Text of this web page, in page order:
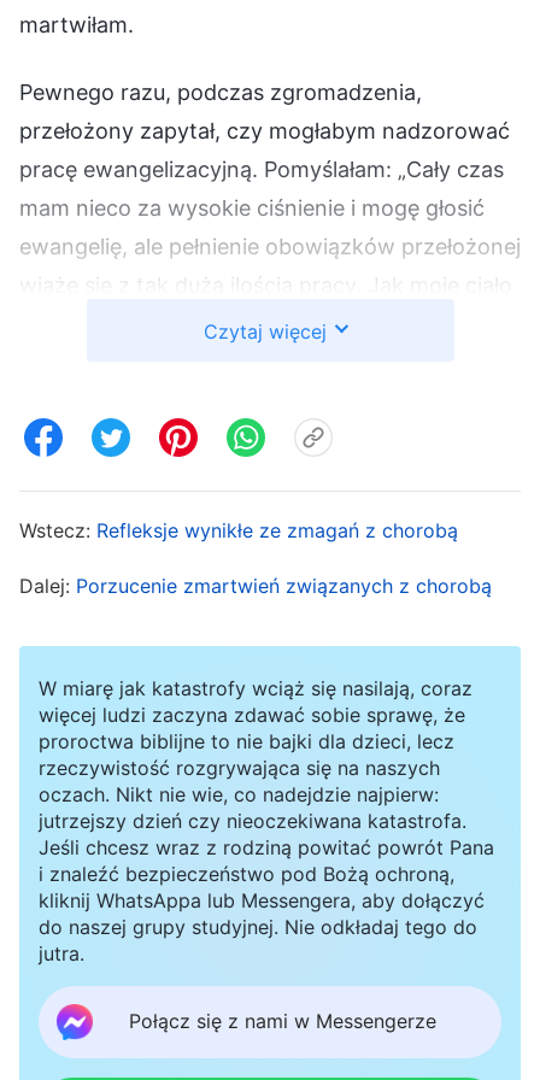
martwiłam.
Pewnego razu, podczas zgromadzenia,
przełożony zapytał, czy mogłabym nadzorować
pracę ewangelizacyjną. Pomyślałam: „Cały czas
mam nieco za wysokie ciśnienie i mogę głosić
ewangelię, ale pełnienie obowiązków przełożonej
wiąże się z tak dużą ilością pracy. Jak moje ciało
sobie z tym poradzi?”. Szybko powiedziałam
mogę wykonywać tego obowiązku”. Przełożony
leżąc w łóżku i przewracając się z boku na bok,
ewangelii wymaga pilnie współpracy, ale
przełożoną. Obawiałam się, że przepracowanie
może pogorszyć mój stan i spowodować udar, a
nawet jeśli nie umrę, mogę zostać
sparaliżowana, więc zaczęłam się zastanawiać,
do czego mogłabym się przydać, gdybym w
przyszłości nie była w stanie wykonywać
swojego obowiązku. Po przemyśleniu sprawy
ważniejsze, a kiedy ponownie spotkałam się z
przełożonym, szukałam wymówek, by uchylić się
Czytaj więcej
Wstecz: Refleksje wynikłe ze zmagań z chorobą
Dalej: Porzucenie zmartwień związanych z chorobą
W miarę jak katastrofy wciąż się nasilają, coraz
więcej ludzi zaczyna zdawać sobie sprawę, że
proroctwa biblijne to nie bajki dla dzieci, lecz
rzeczywistość rozgrywająca się na naszych
oczach. Nikt nie wie, co nadejdzie najpierw:
jutrzejszy dzień czy nieoczekiwana katastrofa.
Jeśli chcesz wraz z rodziną powitać powrót Pana
i znaleźć bezpieczeństwo pod Bożą ochroną,
kliknij WhatsAppa lub Messengera, aby dołączyć
do naszej grupy studyjnej. Nie odkładaj tego do
jutra.
Połącz się z nami w Messengerze